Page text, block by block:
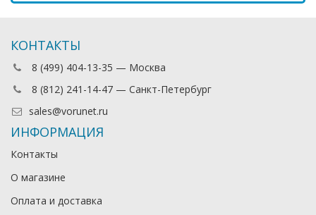
КОНТАКТЫ
8 (499) 404-13-35 — Москва
8 (812) 241-14-47 — Санкт-Петербург
sales@vorunet.ru
ИНФОРМАЦИЯ
Контакты
О магазине
Оплата и доставка